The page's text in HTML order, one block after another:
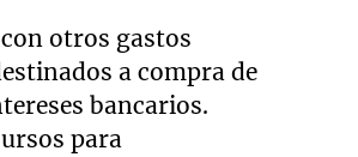
otros gastos
a compra de
bancarios.
para